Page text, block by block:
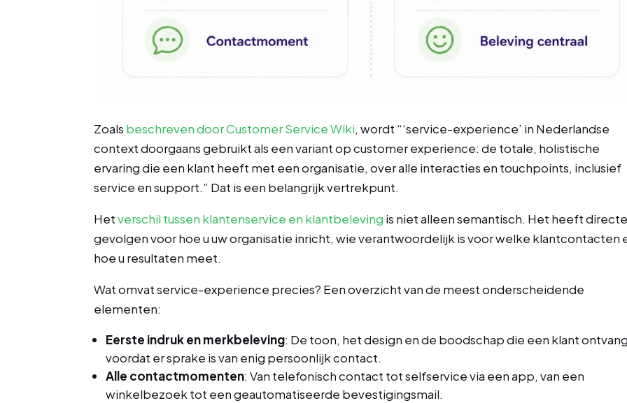
Zoals beschreven door Customer Service Wiki, wordt “‘service-experience’ in Nederlandse
context doorgaans gebruikt als een variant op customer experience: de totale, holistische
ervaring die een klant heeft met een organisatie, over alle interacties en touchpoints, inclusief
service en support.” Dat is een belangrijk vertrekpunt.
Hetverschil tussen klantenservice en klantbeleving is niet alleen semantisch. Het heeft directe
gevolgen voor hoe u uw organisatie inricht, wie verantwoordelijk is voor welke klantcontacten
hoe u resultaten meet.
Wat omvat service-experience precies? Een overzicht van de meest onderscheidende
elementen:
Eerste indruk en merkbeleving: De toon, het design en de boodschap die een klant
voordat er sprake is van enig persoonlijk contact.
Alle contactmomenten: Van telefonisch contact tot selfservice via een app, van een
winkelbezoek tot een geautomatiseerde bevestigingsmail.